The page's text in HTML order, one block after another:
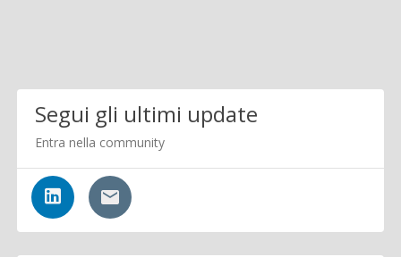
Segui gli ultimi update
Entra nella community